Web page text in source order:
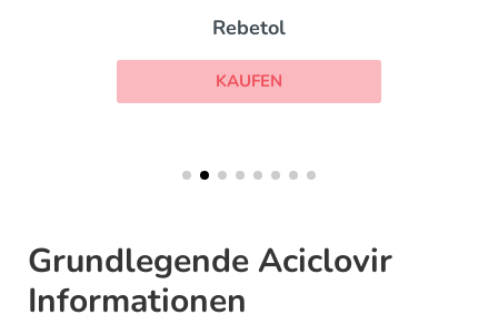
Rebetol
KAUFEN
Grundlegende Aciclovir
Informationen